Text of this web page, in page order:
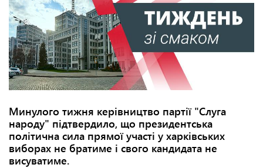
Минулого тижня керівництво партії "Слуга
народу" підтвердило, що президентська
політична сила прямої участі у харківських
виборах не братиме і свого кандидата не
висуватиме.